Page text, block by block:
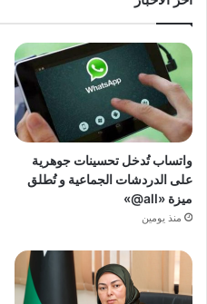
واتساب تُدخل تحسينات جوهرية
على الدردشات الجماعية و تُطلق
ميزة «all@»
منذ يومين